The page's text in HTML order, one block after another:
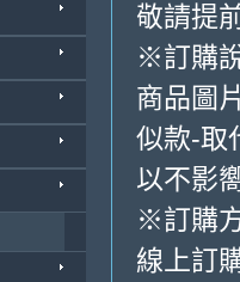
敬請提
※訂購
商品圖
似款-取
以不影
※訂購
線上訂